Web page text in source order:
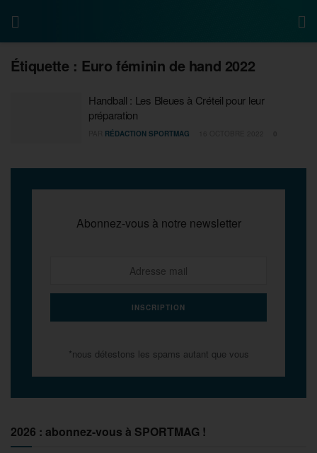
Étiquette : Euro féminin de hand 2022
Handball : Les Bleues à Créteil pour leur
préparation
RÉDACTION SPORTMAG
Abonnez-vous à notre newsletter
*nous détestons les spams autant que vous
2026 : abonnez-vous à SPORTMAG !